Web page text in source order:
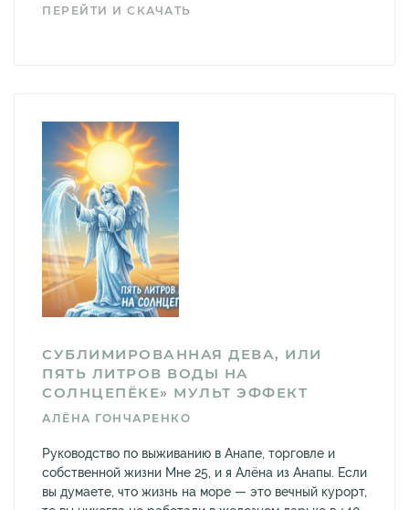
ПЕРЕЙТИ И СКАЧАТЬ
СУБЛИМИРОВАННАЯ ДЕВА, ИЛИ
ПЯТЬ ЛИТРОВ ВОДЫ НА
СОЛНЦЕПЁКЕ» МУЛЬТ ЭФФЕКТ
АЛЁНА ГОНЧАРЕНКО
Руководство по выживанию в Анапе, торговле и
собственной жизни Мне 25, и я Алёна из Анапы. Если
вы думаете, что жизнь на море — это вечный курорт,